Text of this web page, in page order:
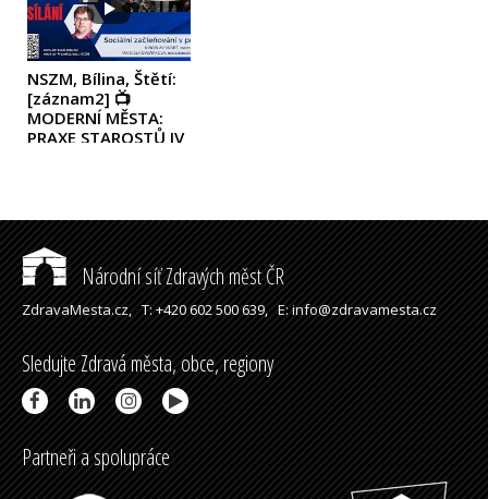
NSZM, Bílina, Štětí:
[záznam2] 📺
MODERNÍ MĚSTA:
PRAXE STAROSTŮ IV
Národní síť Zdravých měst ČR
ZdravaMesta.cz,T: +420 602 500 639,E: info@zdravamesta.cz
Sledujte Zdravá města, obce, regiony
Partneři a spolupráce